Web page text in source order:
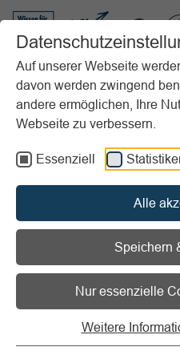
Auf unserer Webseite
davon werden zwingend
andere ermöglichen, Ihre
Webseite zu verbessern.
Essenziell
Alle
Speichern
Nur essenzielle
Weitere
Startseite Vereinsmanagement
Veranstaltungsmanagement
Ablaufpläne,
Vorlesen
Informationen zum
Ausrichter von